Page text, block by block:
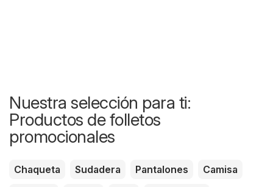
Nuestra selección para ti:
Productos de folletos
promocionales
Chaqueta Sudadera Pantalones
Camisa